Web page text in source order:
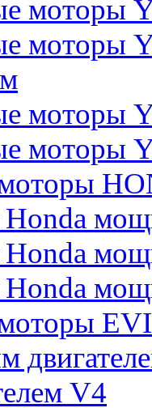
моторы
моторы
моторы
моторы
V4